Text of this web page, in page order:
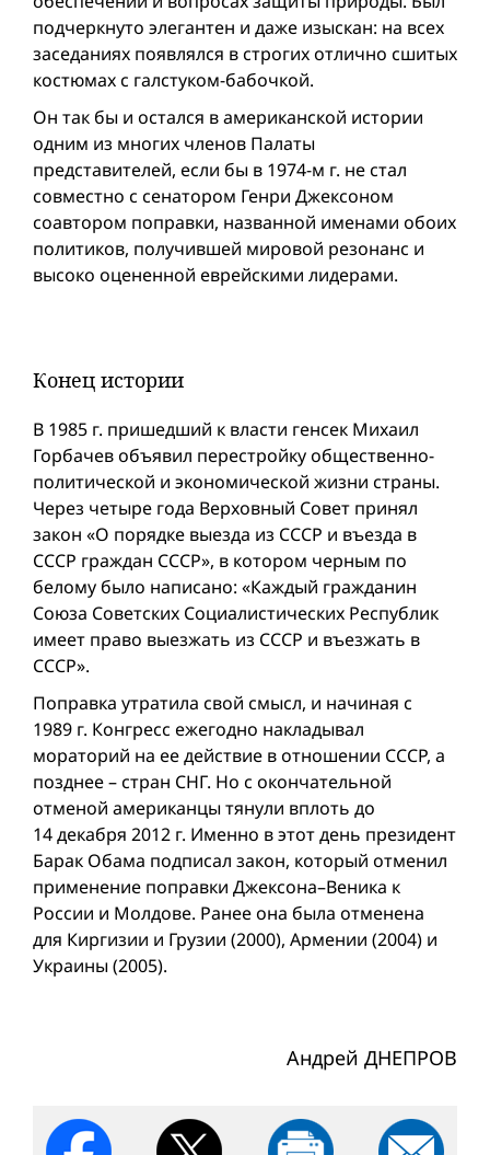
подчеркнуто элегантен и даже изыскан: на всех
заседаниях появлялся в строгих отлично сшитых
костюмах с галстуком-бабочкой.
Он так бы и остался в американской истории
одним из многих членов Палаты
представителей, если бы в 1974-м г. не стал
совместно с сенатором Генри Джексоном
соавтором поправки, названной именами обоих
политиков, получившей мировой резонанс и
высоко оцененной еврейскими лидерами.
Конец истории
В 1985 г. пришедший к власти генсек Михаил
Горбачев объявил перестройку общественно-
политической и экономической жизни страны.
Через четыре года Верховный Совет принял
закон «О порядке выезда из СССР и въезда в
СССР граждан СССР», в котором черным по
белому было написано: «Каждый гражданин
Союза Советских Социалистических Республик
имеет право выезжать из СССР и въезжать в
СССР».
Поправка утратила свой смысл, и начиная с
1989 г. Конгресс ежегодно накладывал
мораторий на ее действие в отношении СССР, а
позднее – стран СНГ. Но с окончательной
отменой американцы тянули вплоть до
14 декабря 2012 г. Именно в этот день президент
Барак Обама подписал закон, который отменил
применение поправки Джексона–Веника к
России и Молдове. Ранее она была отменена
для Киргизии и Грузии (2000), Армении (2004) и
Украины (2005).
Андрей ДНЕПРОВ